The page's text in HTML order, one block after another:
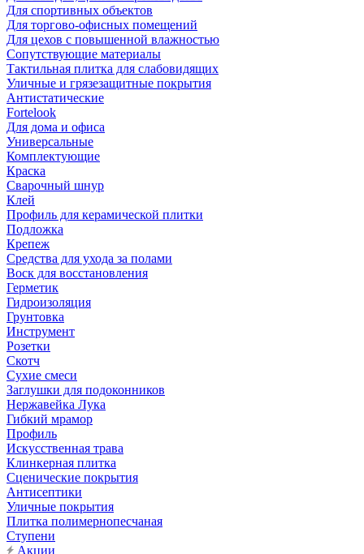
Для спортивных объектов
Для торгово-офисных помещений
Для цехов с повышенной влажностью
Сопутствующие материалы
Тактильная плитка для слабовидящих
Уличные и грязезащитные покрытия
Антистатические
Fortelook
Для дома и офиса
Универсальные
Комплектующие
Краска
Сварочный шнур
Клей
Профиль для керамической плитки
Подложка
Крепеж
Средства для ухода за полами
Воск для восстановления
Герметик
Гидроизоляция
Грунтовка
Инструмент
Розетки
Скотч
Сухие смеси
Заглушки для подоконников
Нержавейка Лука
Гибкий мрамор
Профиль
Искусственная трава
Клинкерная плитка
Сценические покрытия
Антисептики
Уличные покрытия
Плитка полимернопесчаная
Ступени
Акции